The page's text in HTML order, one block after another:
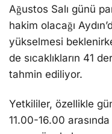
Ağustos Salı günü
hakim olacağı
yükselmesi
de sıcaklıkların 41
tahmin ediliyor.
Yetkililer, özellikle
11.00-16.00